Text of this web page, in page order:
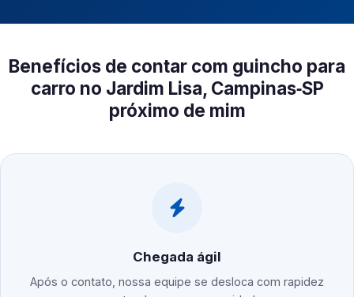
Benefícios de contar com guincho para
carro no Jardim Lisa, Campinas‑SP
próximo de mim
Chegada ágil
Após o contato, nossa equipe se desloca com rapidez